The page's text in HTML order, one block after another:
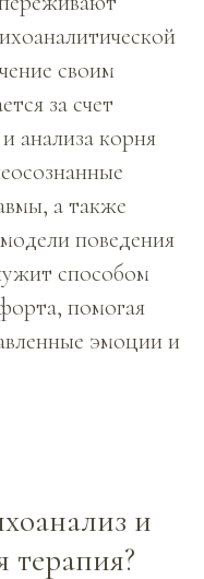
своим
за счет
анализа корня
а также
поведения
способом
помогая
эмоции и
и
терапия?